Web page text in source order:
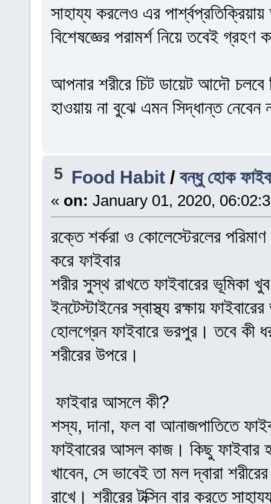
সাহায্য করলেও এর
বিশেষজ্ঞের পরামর্শ নিয়ে তবেই
আপনার শরীরে চিট ডায়েট আদৌ চলবে
হাওয়ায় না বুঝে এমন সিদ্ধান্ত নেবেন
5 Food Habit /বন্ধু হোক
« on: January 01, 2020,
রক্তে শর্করা ও কোলেস্টেরলের
করে ফাইবার
শরীর সুস্থ রাখতে ফাইবারের ভূমিকা
ইনটেস্টাইনের স্বাস্থ্য রক্ষায়
হোলগ্রেন ফাইবারে ভরপুর। তবে কী
শরীরের উপরে।
ফাইবার আসলে কী?
শস্য, দানা, ফল বা আনাজপাতিতে
ফাইবারের আসল কাজ। কিছু ফাইবার
খাবেন, সে ভাবেই তা মল দ্বারা
রাখে। শরীরের টক্সিন বার করতে